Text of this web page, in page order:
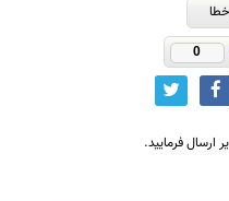
0
ارسال فرمایید.